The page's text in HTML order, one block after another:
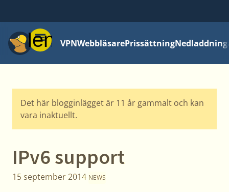
MenyVPNWebbläsarePrissättning
Det här blogginlägget är 11 år gammalt och kan
vara inaktuellt.
IPv6 support
15 september 2014 NEWS